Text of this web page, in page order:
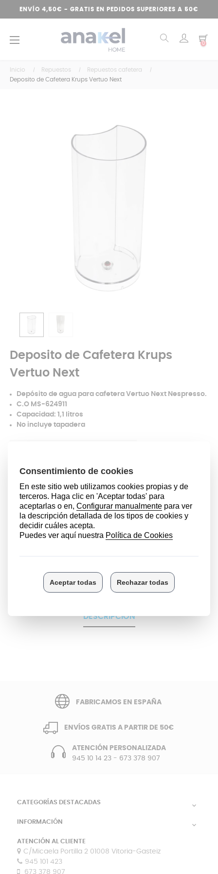
ENVÍO 4,50€ - GRATIS EN PEDIDOS SUPERIORES A 50€
Navegación
☰ 0
Inicio Repuestos
Repuestos cafetera
Deposito de Cafetera Krups Vertuo Next
Deposito de Cafetera Krups
Vertuo Next
Depósito de agua para cafetera Vertuo Next Nespresso.
C.O MS-624911
Capacidad: 1,1 litros
No incluye tapadera
Marcas compatibles
DESCRIPCIÓN
FABRICAMOS EN ESPAÑA
ENVÍOS GRATIS A PARTIR DE 50€
ATENCIÓN PERSONALIZADA
945 10 14 23- 673 378 907
CATEGORÍAS DESTACADAS 
INFORMACIÓN 
ATENCIÓN AL CLIENTE
C/Micaela Portilla 2 01008 Vitoria-Gasteiz
945 101 423
673 378 907